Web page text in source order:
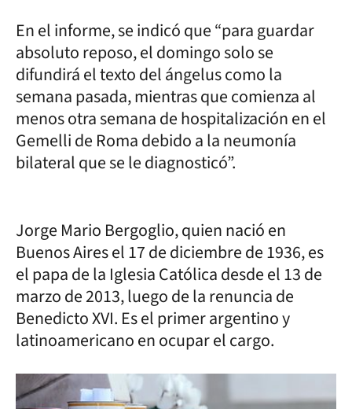
En el informe, se indicó que “para guardar
absoluto reposo, el domingo solo se
difundirá el texto del ángelus como la
semana pasada, mientras que comienza al
menos otra semana de hospitalización en el
Gemelli de Roma debido a la neumonía
bilateral que se le diagnosticó”.
Jorge Mario Bergoglio, quien nació en
Buenos Aires el 17 de diciembre de 1936, es
el papa de la Iglesia Católica desde el 13 de
marzo de 2013, luego de la renuncia de
Benedicto XVI. Es el primer argentino y
latinoamericano en ocupar el cargo.